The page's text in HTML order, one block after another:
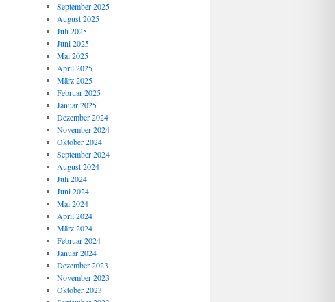
September 2025
August 2025
Juli 2025
Juni 2025
Mai 2025
April 2025
März 2025
Februar 2025
Januar 2025
Dezember 2024
November 2024
Oktober 2024
September 2024
August 2024
Juli 2024
Juni 2024
Mai 2024
April 2024
März 2024
Februar 2024
Januar 2024
Dezember 2023
November 2023
Oktober 2023